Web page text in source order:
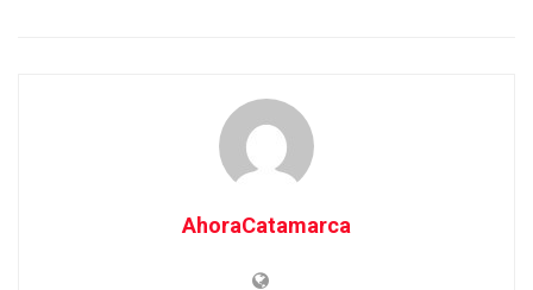
AhoraCatamarca